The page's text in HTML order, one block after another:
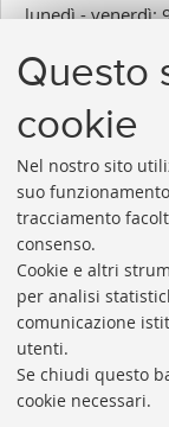
Questo
cookie
Nel nostro sito
suo
tracciamento
consenso.
Cookie e altri
per analisi
comunicazione
utenti.
Se chiudi questo
cookie necessari.
lunedì - venerdì: